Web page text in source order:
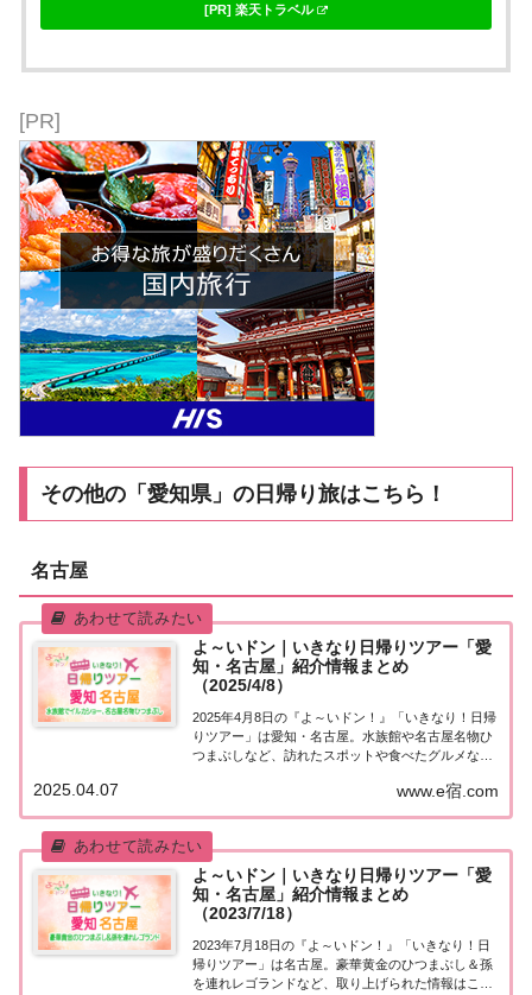
[PR] 楽天トラベル
[PR]
その他の「愛知県」の日帰り旅はこちら！
名古屋
よ～いドン｜いきなり日帰りツアー「愛
知・名古屋」紹介情報まとめ
（2025/4/8）
2025年4月8日の『よ～いドン！』「いきなり！日帰
りツアー」は愛知・名古屋。水族館や名古屋名物ひ
つまぶしなど、訪れたスポットや食べたグルメな
屋」日帰りツアー麒麟・田村さんが街行く人にいき
る...
www.e宿.com
2025.04.07
よ～いドン｜いきなり日帰りツアー「愛
知・名古屋」紹介情報まとめ
（2023/7/18）
2023年7月18日の『よ～いドン！』「いきなり！日
帰りツアー」は名古屋。豪華黄金のひつまぶし＆孫
を連れレゴランドなど、取り上げられた情報はこち